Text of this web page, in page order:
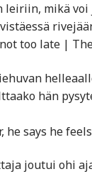
leiriin, mikä
too late |
hän
says he
joutui ohi